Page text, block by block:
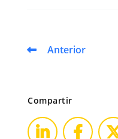
Anterior
Compartir